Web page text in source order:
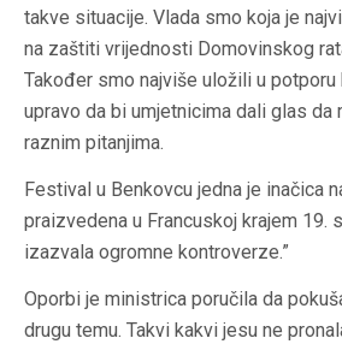
takve situacije. Vlada smo koja je
na zaštiti vrijednosti Domovinskog
Također smo najviše uložili u
upravo da bi umjetnicima dali glas da
raznim pitanjima.
Festival u Benkovcu jedna je inačica
praizvedena u Francuskoj krajem 19.
izazvala ogromne kontroverze.”
Oporbi je ministrica poručila da
drugu temu. Takvi kakvi jesu ne